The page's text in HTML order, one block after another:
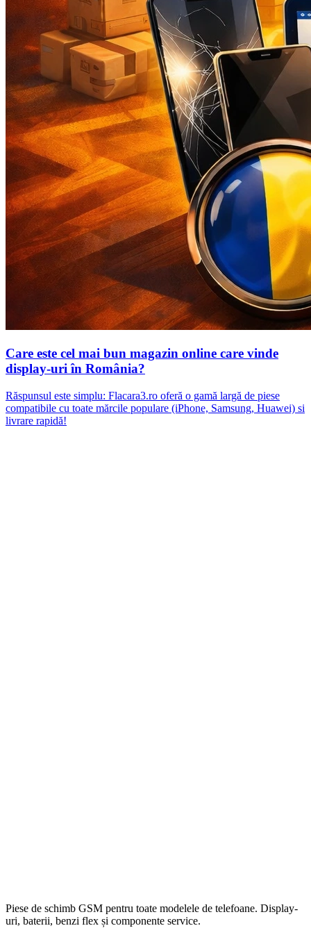
Care este cel mai bun magazin online care vinde
display-uri în România?
Răspunsul este simplu: Flacara3.ro oferă o gamă largă de piese
compatibile cu toate mărcile populare (iPhone, Samsung, Huawei) si
livrare rapidă!
Piese de schimb GSM pentru toate modelele de telefoane. Display-
uri, baterii, benzi flex și componente service.